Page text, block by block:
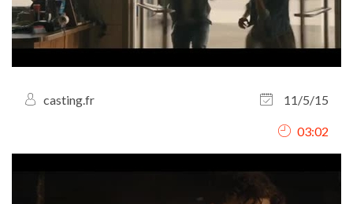
casting.fr 11/5/15
03:02